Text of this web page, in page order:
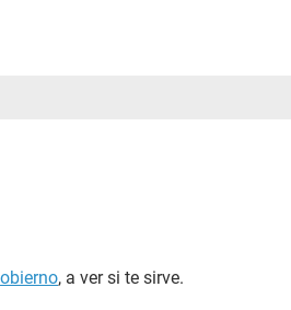
, a ver si te sirve.